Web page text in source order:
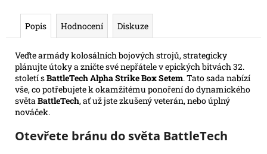
Popis Hodnocení Diskuze
Veďte armády kolosálních bojových strojů, strategicky
plánujte útoky a zničte své nepřátele v epických bitvách 32.
století sBattleTech Alpha Strike Box Setem. Tato sada nabízí
vše, co potřebujete k okamžitému ponoření do dynamického
světaBattleTech, ať už jste zkušený veterán, nebo úplný
nováček.
Otevřete bránu do světa BattleTech
THE
FORCE
99
Kč
Původně:
109
Kč